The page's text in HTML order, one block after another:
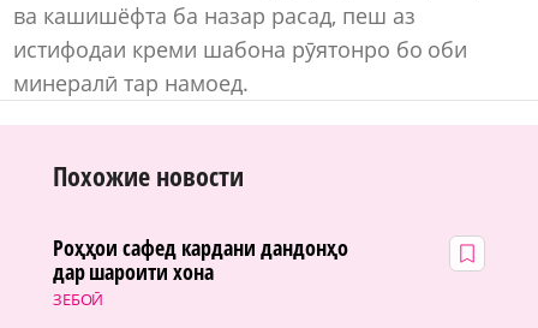
ва кашишёфта ба назар расад, пеш аз
истифодаи креми шабона рӯятонро бо оби
минералӣ тар намоед.
Похожие новости
ЗЕБОӢ
Роҳҳои сафед кардани дандонҳо
дар шароити хона